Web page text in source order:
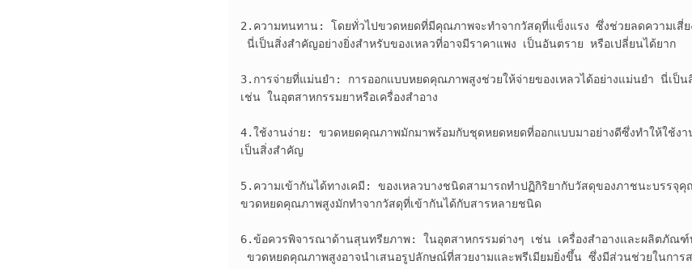
2.ความทนทาน: โดยทั่วไปขวดหยดที่มีคุณภาพจะทำจากวัสดุที่แข็งแรง ซึ่งช่วยลดความเสี่ย
นี่เป็นสิ่งสำคัญอย่างยิ่งสำหรับของเหลวที่อาจมีราคาแพง เป็นอันตราย หรือเปลี่ยนได้ยาก
3.การจ่ายที่แม่นยำ: การออกแบบหยดคุณภาพสูงช่วยให้จ่ายของเหลวได้อย่างแม่นยำ นี่เป็
เช่น ในอุตสาหกรรมยาหรือเครื่องสำอาง
4.ใช้งานง่าย: ขวดหยดคุณภาพมักมาพร้อมกับชุดหยดหยดที่ออกแบบมาอย่างดีซึ่งทำให้ใช้งา
เป็นสิ่งสำคัญ
5.ความเข้ากันได้ทางเคมี: ของเหลวบางชนิดสามารถทำปฏิกิริยากับวัสดุของภาชนะบรร
ขวดหยดคุณภาพสูงมักทำจากวัสดุที่เข้ากันได้กับสารหลายชนิด
6.ข้อควรพิจารณาด้านสุนทรียภาพ: ในอุตสาหกรรมต่างๆ เช่น เครื่องสำอางและผลิตภัณ
ขวดหยดคุณภาพสูงอาจนำเสนอรูปลักษณ์ที่สวยงามและพรีเมียมยิ่งขึ้น ซึ่งมีส่วนช่วยในการ